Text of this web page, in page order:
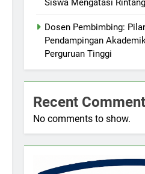
Siswa Mengatasi
Dosen Pembimbing:
Pendampingan
Perguruan Tinggi
Recent
No comments to show.